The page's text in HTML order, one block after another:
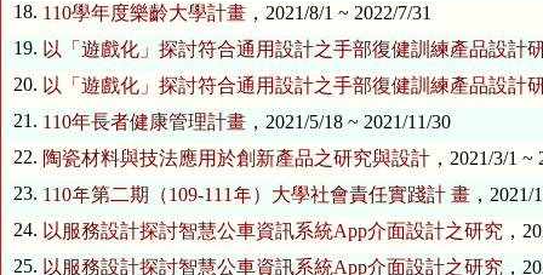
18. 110學年度樂齡大學計畫 ，2021/8/1 ~ 2022/7/31
19. 以「遊戲化」探討符合通用設計之手部復健訓練產品設計
20. 以「遊戲化」探討符合通用設計之手部復健訓練產品設計
21. 110年長者健康管理計畫 ，2021/5/18 ~ 2021/11/30
22. 陶瓷材料與技法應用於創新產品之研究與設計 ，2021/3/1 ~
23. 110年第二期（109-111年）大學社會責任實踐計 畫 ，2021/
24. 以服務設計探討智慧公車資訊系統App介面設計之研究 ，
25. 以服務設計探討智慧公車資訊系統App介面設計之研究 ，